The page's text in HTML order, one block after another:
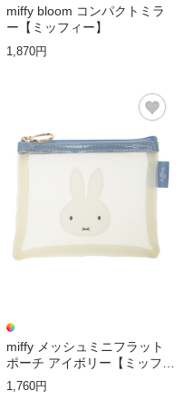
miffy bloom コンパクトミラ
ー【ミッフィー】
1,870円
miffy メッシュミニフラット
ポーチ アイボリー【ミッフィ
ー】
1,760円